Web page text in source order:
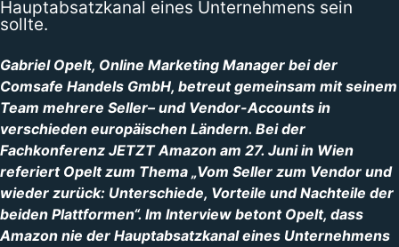
Hauptabsatzkanal eines Unternehmens sein
sollte.
Gabriel Opelt, Online Marketing Manager bei der
Comsafe Handels GmbH, betreut gemeinsam mit seinem
Team mehrere Seller– und Vendor-Accounts in
verschieden europäischen Ländern. Bei der
Fachkonferenz JETZT Amazon am 27. Juni in Wien
referiert Opelt zum Thema „Vom Seller zum Vendor und
wieder zurück: Unterschiede, Vorteile und Nachteile der
beiden Plattformen“. Im Interview betont Opelt, dass
Amazon nie der Hauptabsatzkanal eines Unternehmens